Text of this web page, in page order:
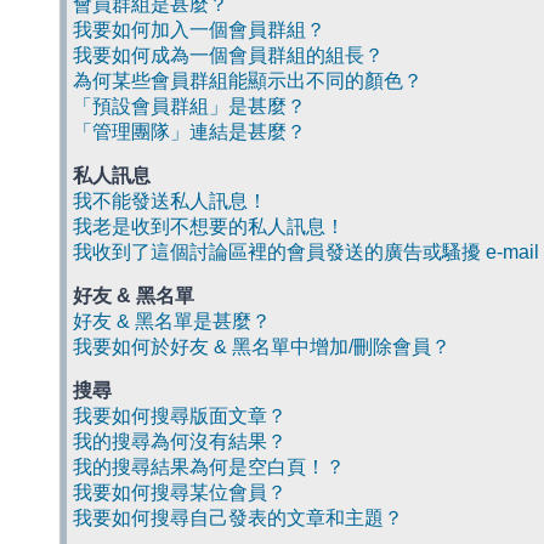
會員群組是甚麼？
我要如何加入一個會員群組？
我要如何成為一個會員群組的組長？
為何某些會員群組能顯示出不同的顏色？
「預設會員群組」是甚麼？
「管理團隊」連結是甚麼？
私人訊息
我不能發送私人訊息！
我老是收到不想要的私人訊息！
我收到了這個討論區裡的會員發送的廣告或騷擾 e-mail
好友 & 黑名單
好友 & 黑名單是甚麼？
我要如何於好友 & 黑名單中增加/刪除會員？
搜尋
我要如何搜尋版面文章？
我的搜尋為何沒有結果？
我的搜尋結果為何是空白頁！？
我要如何搜尋某位會員？
我要如何搜尋自己發表的文章和主題？